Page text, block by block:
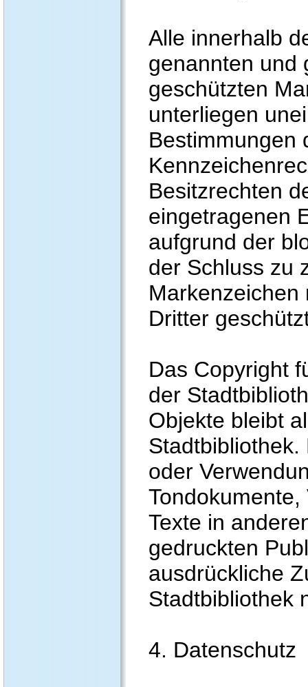
Alle innerhalb
genannten und
geschützten
unterliegen
Bestimmungen
Besitzrechten
eingetragenen
aufgrund der
der Schluss zu
Markenzeichen
Dritter
Das Copyright
der
Objekte bleibt
Stadtbibliothek.
oder
Texte in
gedruckten
ausdrückliche
Stadtbibliothek
4. Datenschutz